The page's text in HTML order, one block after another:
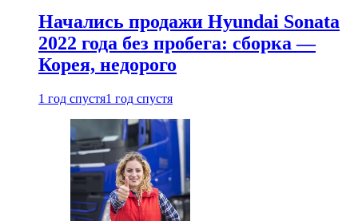
Начались продажи Hyundai Sonata
2022 года без пробега: сборка —
Корея, недорого
1 год спустя1 год спустя